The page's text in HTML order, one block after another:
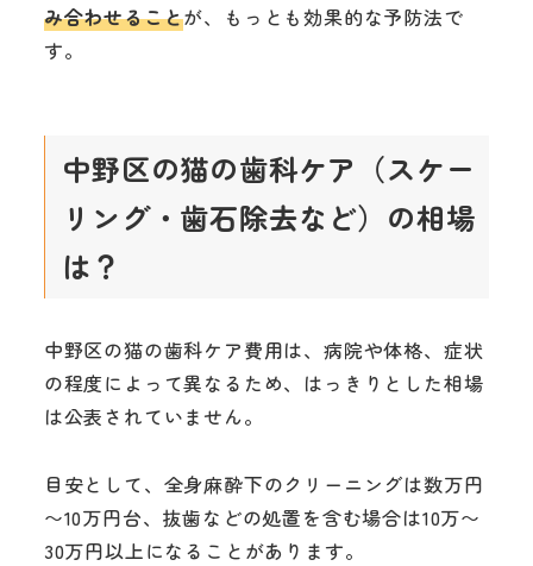
み合わせることが、もっとも効果的な予防法で
す。
中野区の猫の歯科ケア（スケー
リング・歯石除去など）の相場
は？
中野区の猫の歯科ケア費用は、病院や体格、症状
の程度によって異なるため、はっきりとした相場
は公表されていません。
目安として、全身麻酔下のクリーニングは数万円
〜10万円台、抜歯などの処置を含む場合は10万〜
30万円以上になることがあります。